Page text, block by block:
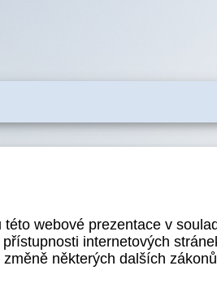
webové prezentace v
internetových
některých dalších